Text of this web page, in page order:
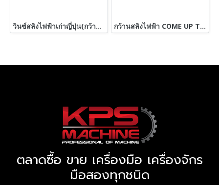
วินซ์สลิงไฟฟ้าเก่าญี่ปุ่น(กว้าน) SEIBU WINCH JAPAN Typs : PWS 30 ton / สลิงยาว 100 เมตร / โต 25 mm ( 1” ) 380V สดจากนอก กว้านสลิงไฟฟ้า COME UP TAIWAN วิ้นซ์สลิง ขนาด 500~3500 kg 380V
ตลาดซื้อ ขาย เครื่องมือ เครื่องจักร
มือสองทุกชนิด